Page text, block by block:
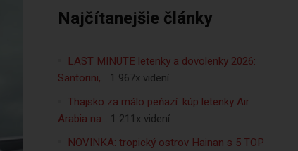
Najčítanejšie články
LAST MINUTE letenky a dovolenky 2026:
Santorini,… 1 967x videní
Thajsko za málo peňazí: kúp letenky Air
Arabia na… 1 211x videní
NOVINKA: tropický ostrov Hainan s 5 TOP